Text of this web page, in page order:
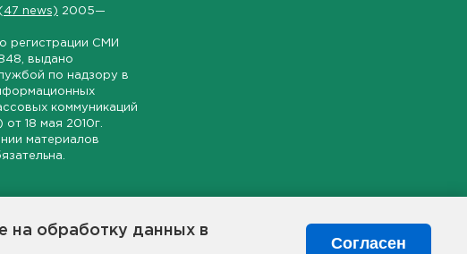
на обработку данных в
Согласен
news) 2005—
регистрации СМИ
, выдано
по надзору в
коммуникаций
от 18 мая 2010г.
материалов
в регионе.
для свободного